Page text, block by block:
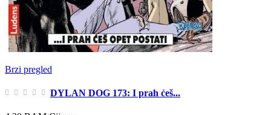
Brzi pregled
DYLAN DOG 173: I prah ćeš...